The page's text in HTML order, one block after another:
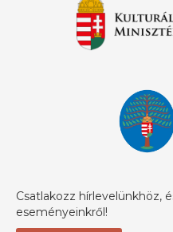
Csatlakozz hírlevelünkhöz,
eseményeinkről!